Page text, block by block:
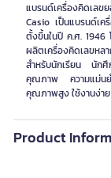
แบรนด์เครื่องคิดเลข
Casio เป็นแบรนด์เค
ตั้งขึ้นในปี ค.ศ. 1946
ผลิตเครื่องคิดเลขหล
สำหรับนักเรียน นักศึ
คุณภาพ ความแม่นย
คุณภาพสูง ใช้งานง่า
Product